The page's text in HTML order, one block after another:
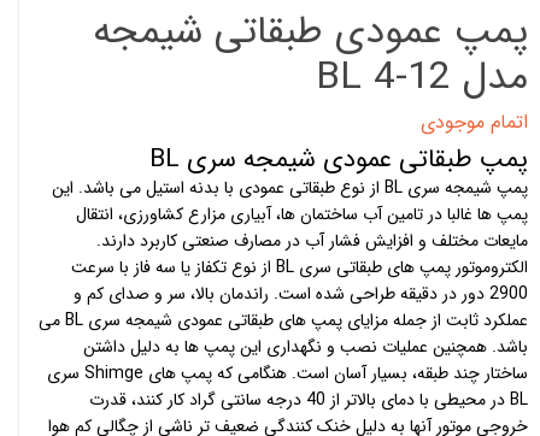
پمپ عمودی طبقاتی شیمجه
مدل BL 4-12
اتمام موجودی
پمپ طبقاتی عمودی شیمجه سری BL
پمپ شیمجه سری BL از نوع طبقاتی عمودی با بدنه استیل می باشد. این
پمپ ها غالبا در تامین آب ساختمان ها، آبیاری مزارع کشاورزی، انتقال
مایعات مختلف و افزایش فشار آب در مصارف صنعتی کاربرد دارند.
الکتروموتور پمپ های طبقاتی
سری BL از نوع تکفاز یا سه فاز با سرعت
2900 دور در دقیقه طراحی شده است. راندمان بالا، سر و صدای کم و
عملکرد ثابت از جمله مزایای پمپ های طبقاتی عمودی شیمجه سری BL می
باشد. همچنین عملیات نصب و نگهداری این پمپ ها به دلیل داشتن
ساختار چند طبقه، بسیار آسان است. هنگامی که پمپ های Shimge سری
BL در محیطی با دمای بالاتر از 40 درجه سانتی گراد کار کنند، قدرت
خروجی موتور آنها به دلیل خنک کنندگی ضعیف تر ناشی از چگالی کم هوا